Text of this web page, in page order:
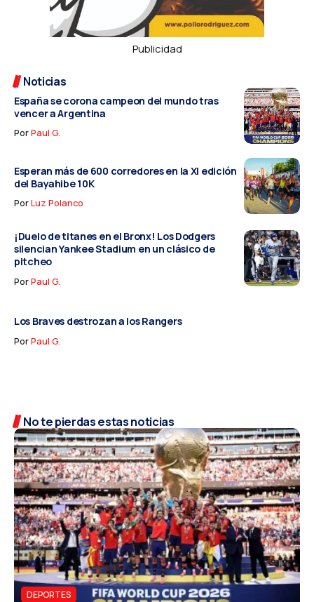
Publicidad
Noticias
España se corona campeon del mundo tras
vencer a Argentina
PorPaul G.
Esperan más de 600 corredores en la XI edición
del Bayahibe 10K
PorLuz Polanco
¡Duelo de titanes en el Bronx! Los Dodgers
silencian Yankee Stadium en un clásico de
pitcheo
PorPaul G.
Los Braves destrozan a los Rangers
PorPaul G.
No te pierdas estas noticias
DEPORTES